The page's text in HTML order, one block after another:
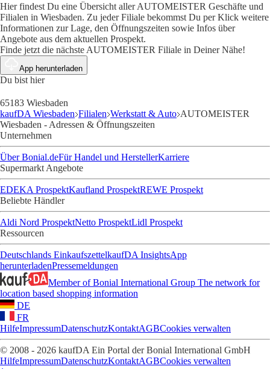
Hier findest Du eine Übersicht aller AUTOMEISTER Geschäfte und
Filialen in Wiesbaden. Zu jeder Filiale bekommst Du per Klick weitere
Informationen zur Lage, den Öffnungszeiten sowie Infos über
Angebote aus dem aktuellen Prospekt.
Finde jetzt die nächste AUTOMEISTER Filiale in Deiner Nähe!
App herunterladen
Du bist hier
65183 Wiesbaden
kaufDA Wiesbaden Filialen Werkstatt & Auto AUTOMEISTER
Wiesbaden - Adressen & Öffnungszeiten
Unternehmen
Über Bonial.deFür Handel und HerstellerKarriere
Supermarkt Angebote
EDEKA ProspektKaufland ProspektREWE Prospekt
Beliebte Händler
Aldi Nord ProspektNetto ProspektLidl Prospekt
Ressourcen
Deutschlands EinkaufszettelkaufDA InsightsApp
herunterladenPressemeldungen
Member of Bonial International Group The network for
location based shopping information
DE
FR
HilfeImpressumDatenschutzKontaktAGBCookies verwalten
© 2008 - 2026 kaufDA Ein Portal der Bonial International GmbH
HilfeImpressumDatenschutzKontaktAGBCookies verwalten